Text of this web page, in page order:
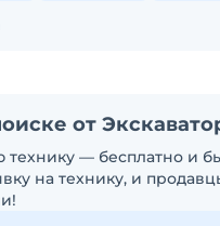
от
— бесплатно и
на технику, и